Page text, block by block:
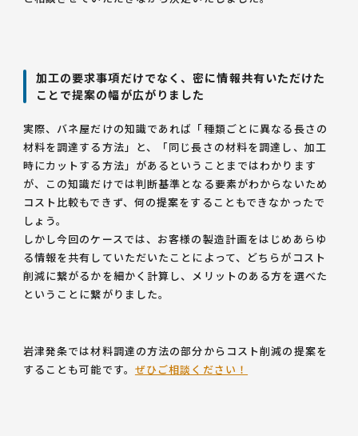
加工の要求事項だけでなく、密に情報共有いただけた
ことで提案の幅が広がりました
実際、バネ屋だけの知識であれば「種類ごとに異なる長さの
材料を調達する方法」と、「同じ長さの材料を調達し、加工
時にカットする方法」があるということまではわかります
が、この知識だけでは判断基準となる要素がわからないため
コスト比較もできず、何の提案をすることもできなかったで
しょう。
しかし今回のケースでは、お客様の製造計画をはじめあらゆ
る情報を共有していただいたことによって、どちらがコスト
削減に繋がるかを細かく計算し、メリットのある方を選べた
ということに繋がりました。
岩津発条では材料調達の方法の部分からコスト削減の提案を
することも可能です。 ぜひご相談ください！